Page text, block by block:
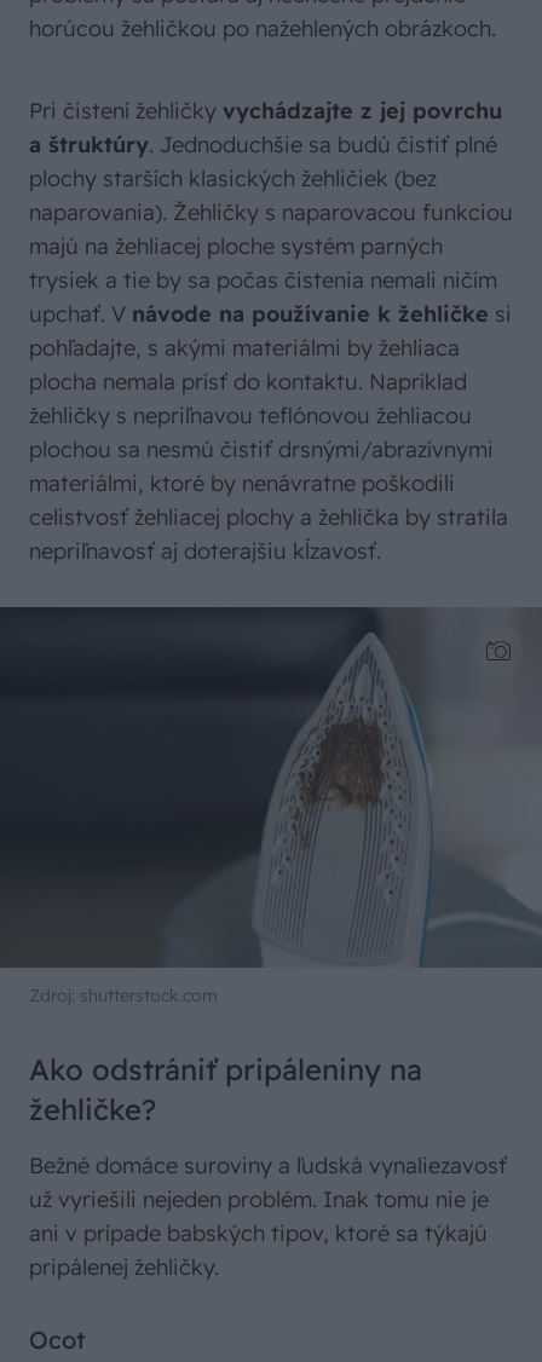
horúcou žehličkou po nažehlených obrázkoch.
Pri čistení žehličky vychádzajte z jej povrchu
a štruktúry. Jednoduchšie sa budú čistiť plné
plochy starších klasických žehličiek (bez
naparovania). Žehličky s naparovacou funkciou
majú na žehliacej ploche systém parných
trysiek a tie by sa počas čistenia nemali ničím
upchať. V návode na používanie k žehličke si
pohľadajte, s akými materiálmi by žehliaca
plocha nemala prísť do kontaktu. Napríklad
žehličky s nepriľnavou teflónovou žehliacou
plochou sa nesmú čistiť drsnými/abrazívnymi
materiálmi, ktoré by nenávratne poškodili
celistvosť žehliacej plochy a žehlička by stratila
nepriľnavosť aj doterajšiu kĺzavosť.
Zdroj: shutterstock.com
Ako odstrániť pripáleniny na
žehličke?
Bežné domáce suroviny a ľudská vynaliezavosť
už vyriešili nejeden problém. Inak tomu nie je
ani v prípade babských tipov, ktoré sa týkajú
pripálenej žehličky.
Ocot